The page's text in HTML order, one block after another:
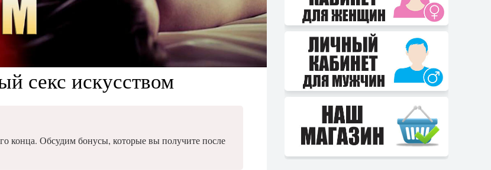
секс искусством
конца. Обсудим бонусы, которые вы получите после